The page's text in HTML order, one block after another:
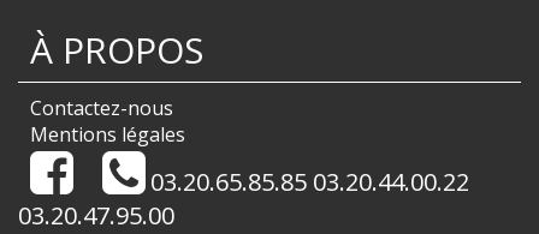
À PROPOS
Contactez-nous
Mentions légales
03.20.65.85.85 03.20.44.00.22
03.20.47.95.00